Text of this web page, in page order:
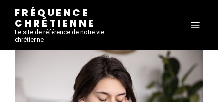
FRÉQUENCE
CHRÉTIENNE
Le site de référence de notre vie
chrétienne